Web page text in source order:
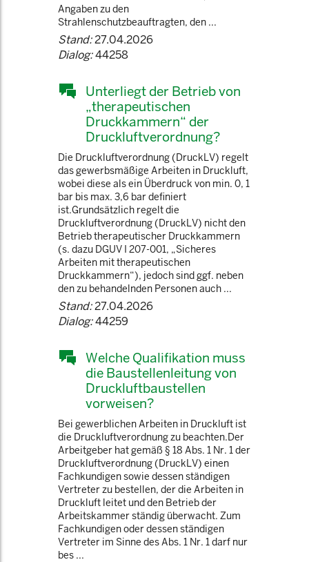
Angaben zu den
Strahlenschutzbeauftragten, den ...
Stand:27.04.2026
Dialog:44258
Unterliegt der Betrieb von
„therapeutischen
Druckkammern“ der
Druckluftverordnung?
Die Druckluftverordnung (DruckLV) regelt
das gewerbsmäßige Arbeiten in Druckluft,
wobei diese als ein Überdruck von min. 0, 1
bar bis max. 3,6 bar definiert
ist.Grundsätzlich regelt die
Druckluftverordnung (DruckLV) nicht den
Betrieb therapeutischer Druckkammern
(s. dazu DGUV I 207-001, „Sicheres
Arbeiten mit therapeutischen
Druckkammern“), jedoch sind ggf. neben
den zu behandelnden Personen auch ...
Stand:27.04.2026
Dialog:44259
Welche Qualifikation muss
die Baustellenleitung von
Druckluftbaustellen
vorweisen?
Bei gewerblichen Arbeiten in Druckluft ist
die Druckluftverordnung zu beachten.Der
Arbeitgeber hat gemäß § 18 Abs. 1 Nr. 1 der
Druckluftverordnung (DruckLV) einen
Fachkundigen sowie dessen ständigen
Vertreter zu bestellen, der die Arbeiten in
Druckluft leitet und den Betrieb der
Arbeitskammer ständig überwacht. Zum
Fachkundigen oder dessen ständigen
Vertreter im Sinne des Abs. 1 Nr. 1 darf nur
bes ...